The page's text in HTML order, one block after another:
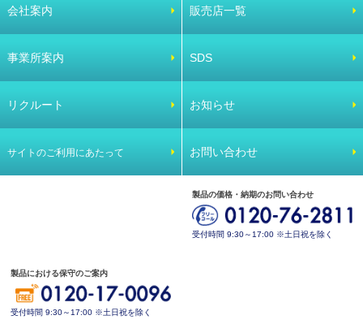
会社案内 販売店一覧
事業所案内 SDS
リクルート お知らせ
サイトのご利用にあたって お問い合わせ
製品の価格・納期のお問い合わせ
受付時間 9:30～17:00 ※土日祝を除く
製品における保守のご案内
受付時間 9:30～17:00 ※土日祝を除く